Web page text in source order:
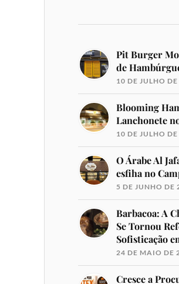
Pit Burger
de
10 DE JULHO
Blooming
Lanchonete
10 DE JULHO
O Árabe Al
esfiha no
5 DE JUNHO DE
Barbacoa: A
Se Tornou
Sofisticação
24 DE MAIO DE
Cresce a